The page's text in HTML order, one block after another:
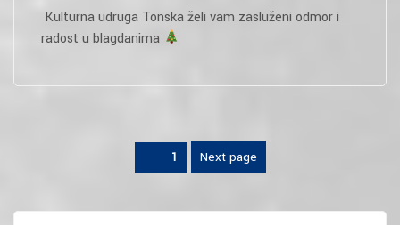
Kulturna udruga Tonska želi vam zasluženi odmor i
radost u blagdanima
Brojevi
1 Next page